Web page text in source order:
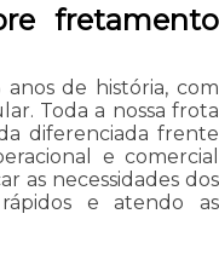
fretamento
de história, com
Toda a nossa frota
diferenciada frente
e comercial
as necessidades dos
e atendo as